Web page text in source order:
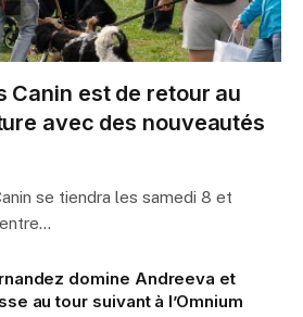
Canin est de retour au
avec des nouveautés
se tiendra les samedi 8 et
domine Andreeva et
au tour suivant à l’Omnium